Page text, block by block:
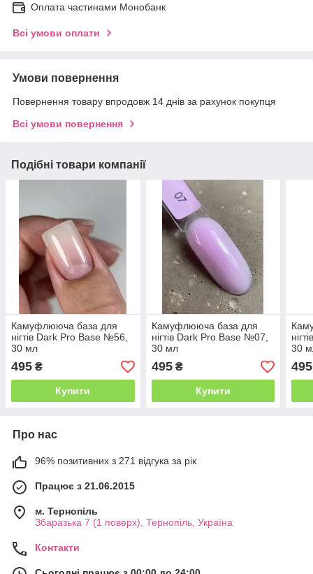
Оплата частинами Монобанк
Всі умови оплати
Умови повернення
Повернення товару впродовж 14 днів за рахунок покупця
Всі умови повернення
Подібні товари компанії
Камуфлююча база для
нігтів Dark Pro Base №56,
30 мл
495 ₴
Купити
Камуфлююча база для
нігтів Dark Pro Base №07,
30 мл
495₴
Купити
30
495
Про нас
96% позитивних з 271 відгука за рік
Працює з 21.06.2015
м. Тернопіль
Збаразька 7 (1 поверх), Тернопіль, Україна
Контакти